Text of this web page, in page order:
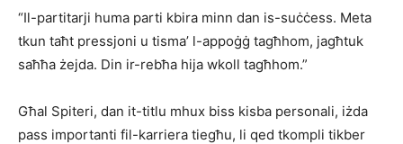
“Il-partitarji huma parti kbira minn dan is-suċċess. Meta
tkun taħt pressjoni u tisma’ l-appoġġ tagħhom, jagħtuk
saħħa żejda. Din ir-rebħa hija wkoll tagħhom.”
Għal Spiteri, dan it-titlu mhux biss kisba personali, iżda
pass importanti fil-karriera tiegħu, li qed tkompli tikber